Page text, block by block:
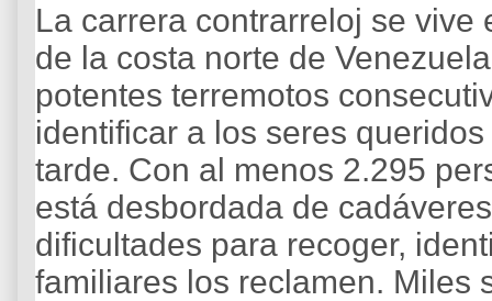
La carrera contrarreloj se vive
de la costa norte de
potentes terremotos
identificar a los seres
tarde. Con al menos 2.295
está desbordada de
dificultades para recoger,
familiares los reclamen. Miles